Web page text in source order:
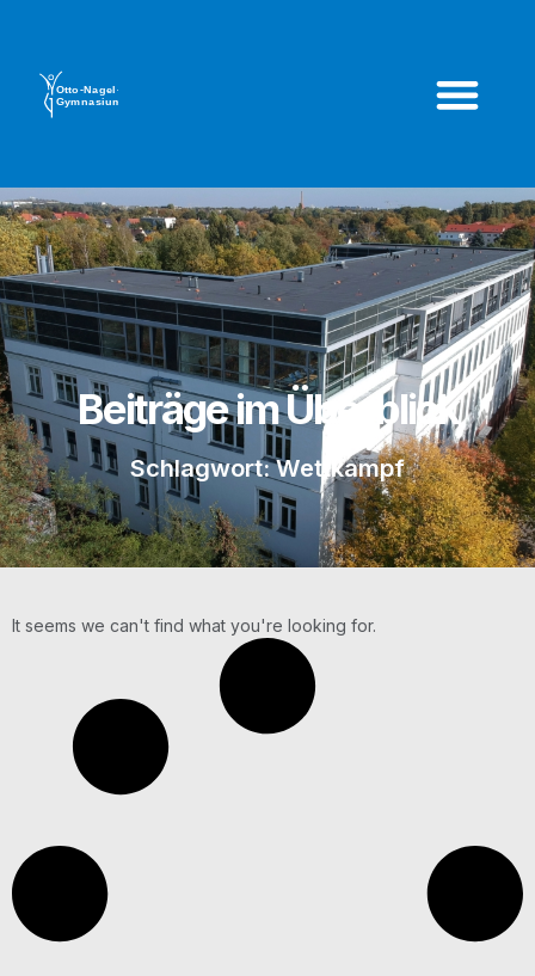
Beiträge im Überblick
Schlagwort: Wettkampf
It seems we can't find what you're looking for.